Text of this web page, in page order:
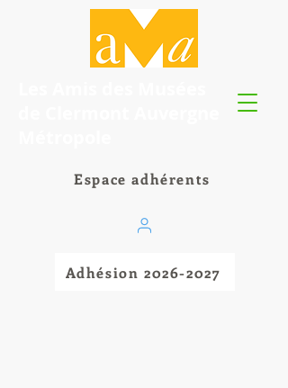
Espace adhérents
Adhésion 2026-2027